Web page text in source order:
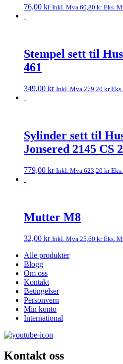
76,00 kr Inkl. Mva 60,80 krEks.
Stempel sett til
461
349,00 kr Inkl. Mva 279,20 kr
Sylinder sett til
Jonsered 2145 CS
779,00 kr Inkl. Mva 623,20 kr
Mutter M8
32,00 kr Inkl. Mva 25,60 krEks.
Alle produkter
Blogg
Om oss
Kontakt
Betingelser
Personvern
Min konto
International
Kontakt oss